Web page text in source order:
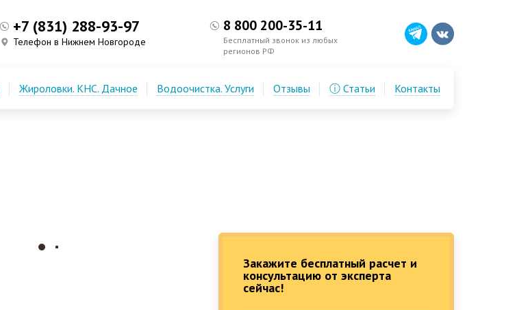
Закажите бесплатный расчет и
консультацию от эксперта
сейчас!
+7 (831) 288-93-97
Телефон в Нижнем Новгороде
8 800 200-35-11
Бесплатный звонок из любых
регионов РФ
Жироловки. КНС. Дачное Водоочистка. Услуги Отзывы ⓘ Статьи Контакты